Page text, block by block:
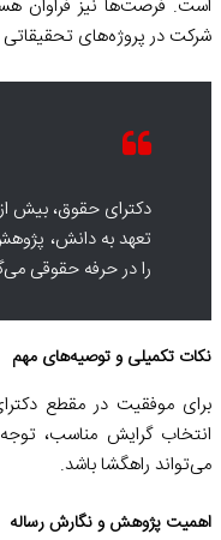
است. فرصت‌ها نیز فراوان
شرکت در پروژه‌های تحقیقاتی
دکترای حقوق، بیش
تعهد به دانش،
را در حرفه حقوقی
نکات تکمیلی و توصیه‌های مهم
برای موفقیت در مقطع
انتخاب گرایش مناسب،
می‌تواند راهگشا باشد.
اهمیت پژوهش و نگارش رساله